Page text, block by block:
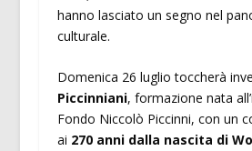
hanno lasciato un segno nel
culturale.
Domenica 26 luglio toccherà
Piccinniani, formazione nata
Fondo Niccolò Piccinni, con un
ai 270 anni dalla nascita di